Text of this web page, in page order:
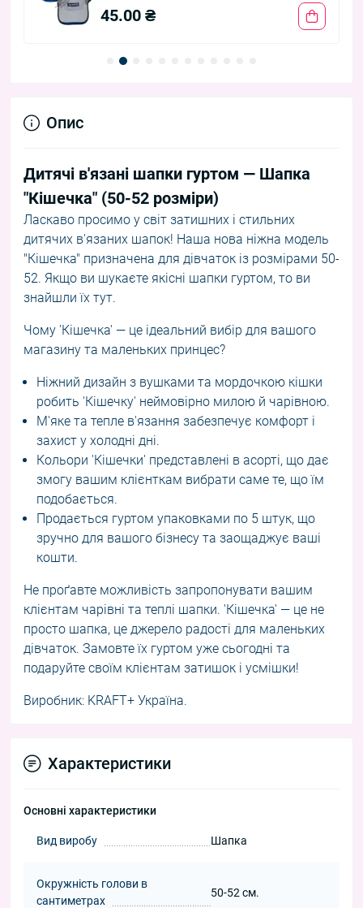
45.00 ₴
Опис
Дитячі в'язані шапки гуртом — Шапка
"Кішечка" (50-52 розміри)
Ласкаво просимо у світ затишних і стильних
дитячих в'язаних шапок! Наша нова ніжна модель
"Кішечка" призначена для дівчаток із розмірами 50-
52. Якщо ви шукаєте якісні шапки гуртом, то ви
знайшли їх тут.
Чому 'Кішечка' — це ідеальний вибір для вашого
магазину та маленьких принцес?
Ніжний дизайн з вушками та мордочкою кішки
робить 'Кішечку' неймовірно милою й чарівною.
М'яке та тепле в'язання забезпечує комфорт і
захист у холодні дні.
Кольори 'Кішечки' представлені в асорті, що дає
змогу вашим клієнткам вибрати саме те, що їм
подобається.
Продається гуртом упаковками по 5 штук, що
зручно для вашого бізнесу та заощаджує ваші
кошти.
Не проґавте можливість запропонувати вашим
клієнтам чарівні та теплі шапки. 'Кішечка' — це не
просто шапка, це джерело радості для маленьких
дівчаток. Замовте їх гуртом уже сьогодні та
подаруйте своїм клієнтам затишок і усмішки!
Виробник: KRAFT+ Україна.
Характеристики
Основні характеристики
Вид виробу Шапка
Окружність голови в
сантиметрах
50-52 см.